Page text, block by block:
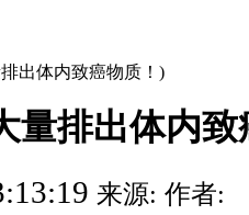
出体内致癌物质！)
量排出体内致
来源: 作者: